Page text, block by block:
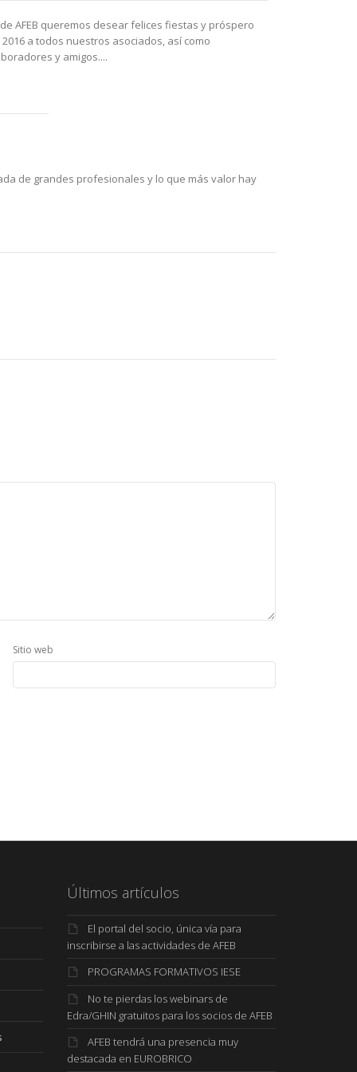
AFEB queremos desear felices fiestas y próspero
2016 a todos nuestros asociados, así como
y amigos....
de grandes profesionales y lo que más valor hay
Sitio web
Últimos artículos
El portal del socio, única vía para
inscribirse a las actividades de AFEB
PROGRAMAS FORMATIVOS IESE
No te pierdas los webinars de
Edra/GHIN gratuitos para los socios de AFEB
AFEB tendrá una presencia muy
destacada en EUROBRICO